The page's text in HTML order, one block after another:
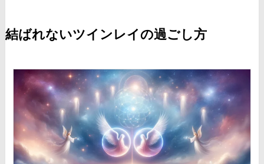
結ばれないツインレイの過ごし方